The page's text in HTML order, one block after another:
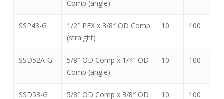
Comp (angle)
SSP43-G
1/2″ PEX x 3/8″ OD Comp
(straight)
10 100
SSD52A-G
5/8″ OD Comp x 1/4″ OD
Comp (angle)
10 100
SSD53-G
5/8″ OD Comp x 3/8″ OD
10 100